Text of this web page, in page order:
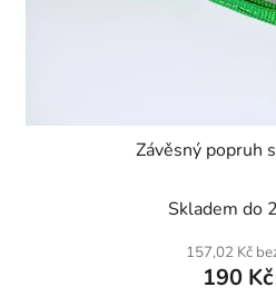
Závěsný popruh
Skladem do
157,02 Kč
190 Kč